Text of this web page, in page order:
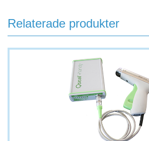
Relaterade produkter